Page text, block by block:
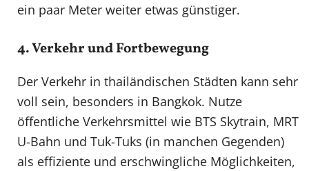
ein paar Meter weiter etwas günstiger.
4. Verkehr und Fortbewegung
Der Verkehr in thailändischen Städten kann sehr
voll sein, besonders in Bangkok. Nutze
öffentliche Verkehrsmittel wie BTS Skytrain, MRT
U-Bahn und Tuk-Tuks (in manchen Gegenden)
als effiziente und erschwingliche Möglichkeiten,